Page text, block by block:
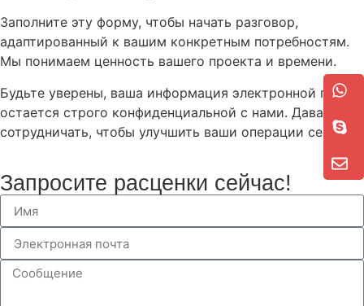
Заполните эту форму, чтобы начать разговор,
адаптированный к вашим конкретным потребностям.
Мы понимаем ценность вашего проекта и времени.
Будьте уверены, ваша информация электронной почты
остается строго конфиденциальной с нами. Давайте
сотрудничать, чтобы улучшить ваши операции сегодня.
Запросите расценки сейчас!